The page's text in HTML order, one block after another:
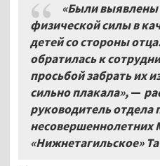
«Были выявлены
физической силы в
детей со стороны
обратилась к
просьбой забрать их
сильно плакала»,—
руководитель отдела
несовершеннолетних
«Нижнетагильское»